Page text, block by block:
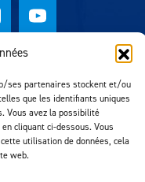
ses partenaires stockent et/ou
que les identifiants uniques
Vous avez la possibilité
cliquant ci-dessous. Vous
utilisation de données, cela
web.
2026